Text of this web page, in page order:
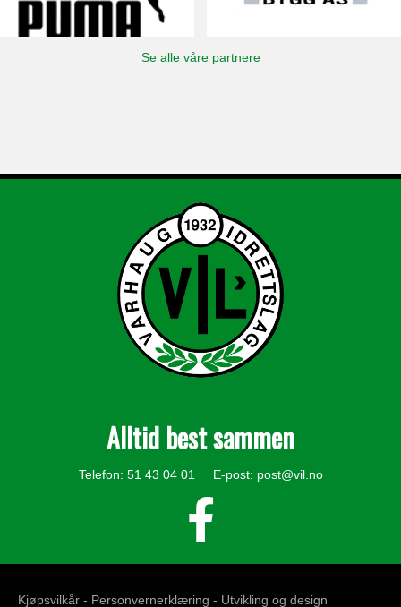
Se alle våre partnere
Alltid best sammen
Telefon: 51 43 04 01 E-post: post@vil.no
Kjøpsvilkår - Personvernerklæring - Utvikling og design